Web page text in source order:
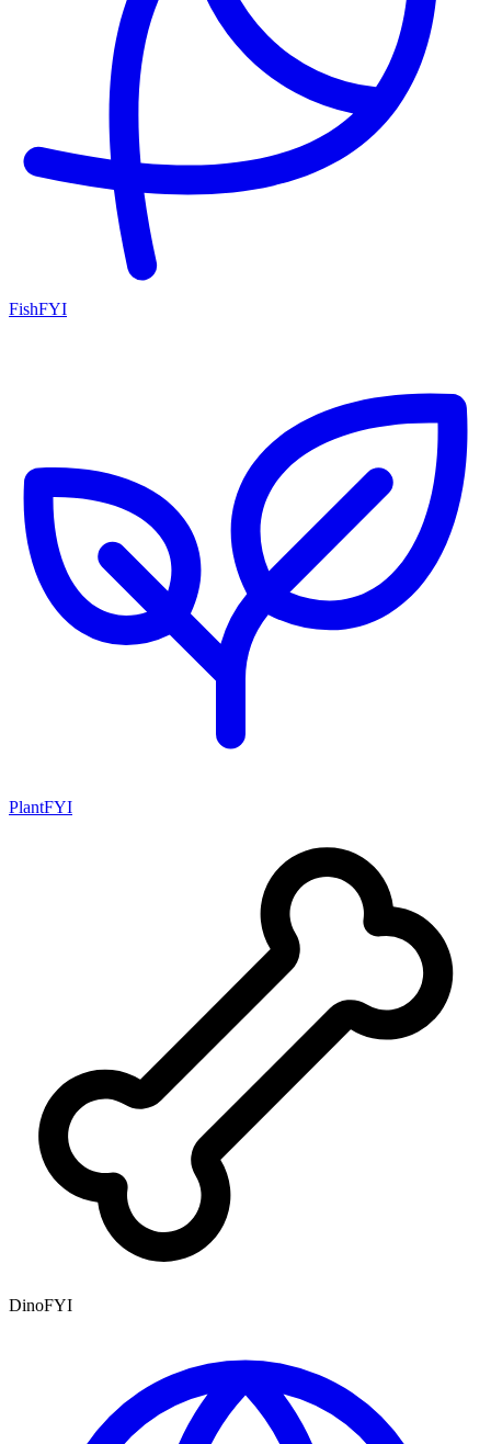
FishFYI
PlantFYI
DinoFYI